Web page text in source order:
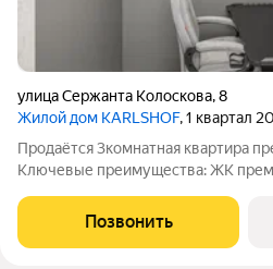
улица Сержанта Колоскова,8
Жилой дом KARLSHOF, 1 квартал
Продаётся 3комнатная квартира
Ключевые преимущества: ЖК
Прямой выход в парк. Премиальная
(Bugnatese, Bosch, Whirlpool,
Позвонить